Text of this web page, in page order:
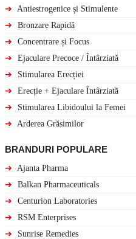
➔
Antiestrogenice și Stimulente
➔
Bronzare Rapidă
➔
Concentrare și Focus
➔
Ejaculare Precoce / Întârziată
➔
Stimularea Erecției
➔
Erecție + Ejaculare Întârziată
➔
Stimularea Libidoului la Femei
➔
Arderea Grăsimilor
BRANDURI POPULARE
➔
Ajanta Pharma
➔
Balkan Pharmaceuticals
➔
Centurion Laboratories
➔
RSM Enterprises
➔
Sunrise Remedies